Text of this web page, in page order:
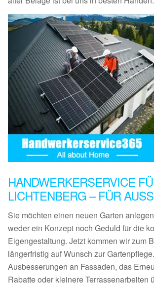
HANDWERKERSERVICE
LICHTENBERG – FÜR
Sie möchten einen neuen Garten
weder ein Konzept noch Geduld für die
Eigengestaltung. Jetzt kommen wir zum
längerfristig auf Wunsch zur
Ausbesserungen an Fassaden, das
Rabatte oder kleinere Terrassenarbeiten